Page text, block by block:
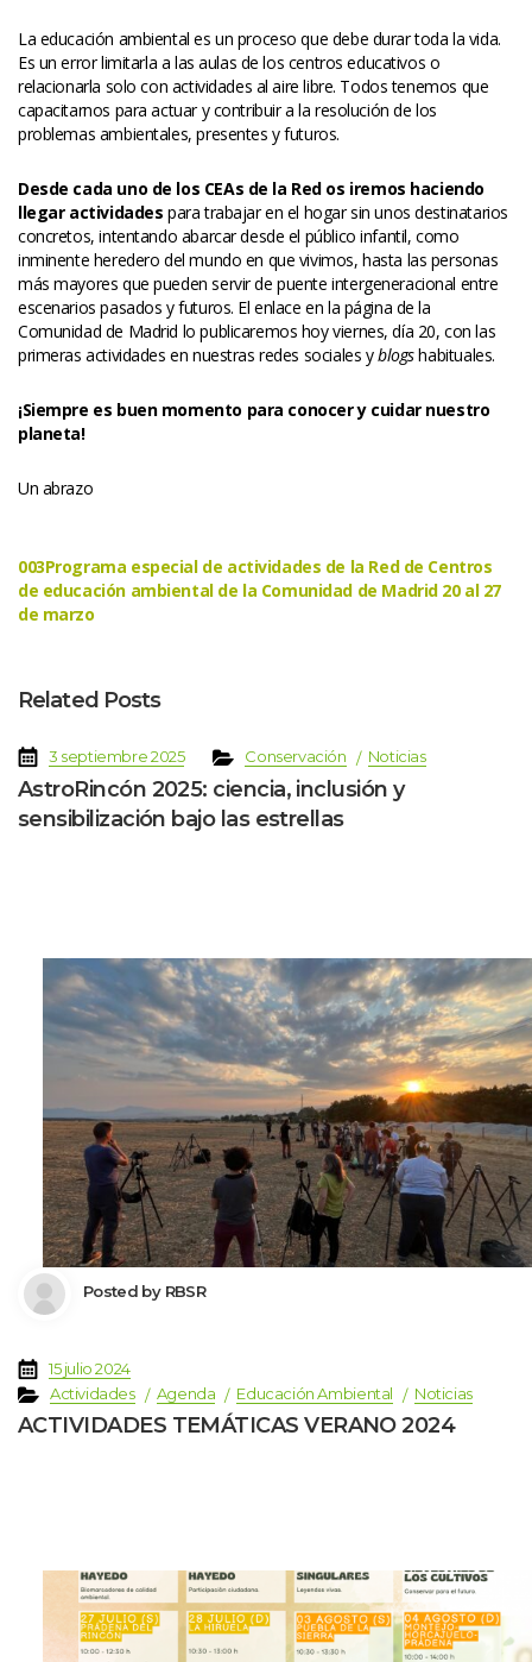
La educación ambiental es un proceso que debe durar toda la vida.
Es un error limitarla a las aulas de los centros educativos o
relacionarla solo con actividades al aire libre. Todos tenemos que
capacitarnos para actuar y contribuir a la resolución de los
problemas ambientales, presentes y futuros.
Desde cada uno de los CEAs de la Red os iremos haciendo
llegar actividade para trabajar en el hogar sin unos destinatarios
concretos, intentando abarcar desde el público infantil, como
inminente heredero del mundo en que vivimos, hasta las personas
más mayores que pueden servir de puente intergeneracional entre
escenarios pasados y futuros. El enlace en la página de la
Comunidad de Madrid lo publicaremos hoy viernes, día 20, con las
primeras actividades en nuestras redes sociales y blog habituales.
¡Siempre es buen momento para conocer y cuidar nuestro
planeta!
Un abrazo
003Programa especial de actividades de la Red de Centros
de educación ambiental de la Comunidad de Madrid 20 al 27
de marzo
Related Post
3 septiembre 2025 Conservación Noticia
AstroRincón 2025: ciencia, inclusión y
ensibilización bajo las estrella
Posted by RBSR
15 julio 2024
Actividade Agenda Educación Ambiental Noticia
ACTIVIDADES TEMÁTICAS VERANO 2024